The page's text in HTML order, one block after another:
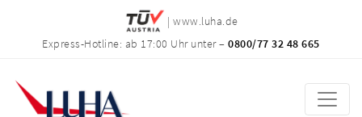
| www.luha.de
Express-Hotline: ab 17:00 Uhr unter –0800/77 32 48 665